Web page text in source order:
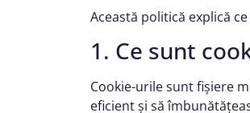
Această politică explică
1. Ce sunt
Cookie-urile sunt fișiere
eficient și să